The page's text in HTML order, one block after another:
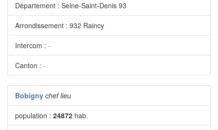
Département : Seine-Saint-Denis 93
Arrondissement : 932 Raincy
Intercom : -
Canton : -
Bobigny chef lieu
population : 24872 hab.